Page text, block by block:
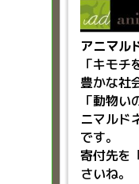
アニマル
「キモ
豊かな社
「動物
ニマルド
です。
寄付先を
さいね。